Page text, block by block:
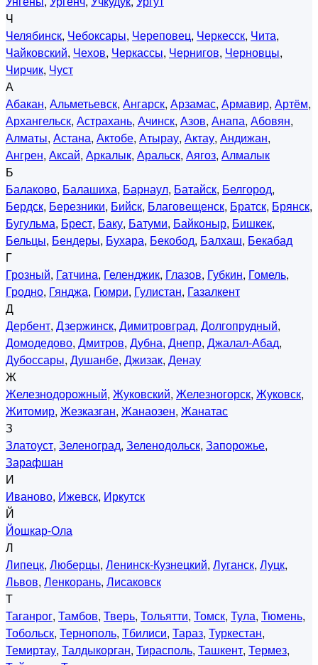
Ч
Челябинск, Чебоксары, Череповец, Черкесск, Чита,
Чайковский, Чехов, Черкассы, Чернигов, Черновцы,
Чирчик, Чуст
А
Абакан, Альметьевск, Ангарск, Арзамас, Армавир, Артём,
Архангельск, Астрахань, Ачинск, Азов, Анапа, Абовян,
Алматы, Астана, Актобе, Атырау, Актау, Андижан,
Ангрен, Аксай, Аркалык, Аральск, Аягоз, Алмалык
Б
Балаково, Балашиха, Барнаул, Батайск, Белгород,
Бердск, Березники, Бийск, Благовещенск, Братск, Брянск,
Бугульма, Брест, Баку, Батуми, Байконыр, Бишкек,
Бельцы, Бендеры, Бухара, Бекобод, Балхаш, Бекабад
Г
Грозный, Гатчина, Геленджик, Глазов, Губкин, Гомель,
Гродно, Гянджа, Гюмри, Гулистан, Газалкент
Д
Дербент, Дзержинск, Димитровград, Долгопрудный,
Домодедово, Дмитров, Дубна, Днепр, Джалал-Абад,
Дубоссары, Душанбе, Джизак, Денау
Ж
Железнодорожный, Жуковский, Железногорск, Жуковск,
Житомир, Жезказган, Жанаозен, Жанатас
З
Златоуст, Зеленоград, Зеленодольск, Запорожье,
Зарафшан
И
Иваново, Ижевск, Иркутск
Й
Йошкар-Ола
Л
Липецк, Люберцы, Ленинск-Кузнецкий, Луганск, Луцк,
Львов, Ленкорань, Лисаковск
Т
Таганрог, Тамбов, Тверь, Тольятти, Томск, Тула, Тюмень,
Тобольск, Тернополь, Тбилиси, Тараз, Туркестан,
Темиртау, Талдыкорган, Тирасполь, Ташкент, Термез,